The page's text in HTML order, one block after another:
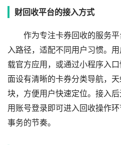
财回收平台的接入方式
作为专注卡券回收的服务平
入路径，适配不同用户习惯。
载官方应用，或通过小程序入
面设有清晰的卡券分类导航，
块，方便用户快速定位。接入
用账号登录即可进入回收操作
事务的节奏。